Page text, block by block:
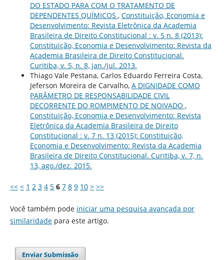
DO ESTADO PARA COM O TRATAMENTO DE
DEPENDENTES QUÍMICOS , Constituição, Economia e
Desenvolvimento: Revista Eletrônica da Academia
Brasileira de Direito Constitucional : v. 5 n. 8 (2013):
Constituição, Economia e Desenvolvimento: Revista da
Academia Brasileira de Direito Constitucional.
Curitiba, v. 5, n. 8, jan./jul. 2013.
Thiago Vale Pestana, Carlos Eduardo Ferreira Costa,
Jeferson Moreira de Carvalho, A DIGNIDADE COMO
PARÂMETRO DE RESPONSABILIDADE CIVIL
DECORRENTE DO ROMPIMENTO DE NOIVADO ,
Constituição, Economia e Desenvolvimento: Revista
Eletrônica da Academia Brasileira de Direito
Constitucional : v. 7 n. 13 (2015): Constituição,
Economia e Desenvolvimento: Revista da Academia
Brasileira de Direito Constitucional. Curitiba, v. 7, n.
13, ago./dez. 2015.
<< < 1 2 3 4 5 6 7 8 9 10 > >>
Você também pode iniciar uma pesquisa avançada por
similaridadepara este artigo.
Enviar Submissão